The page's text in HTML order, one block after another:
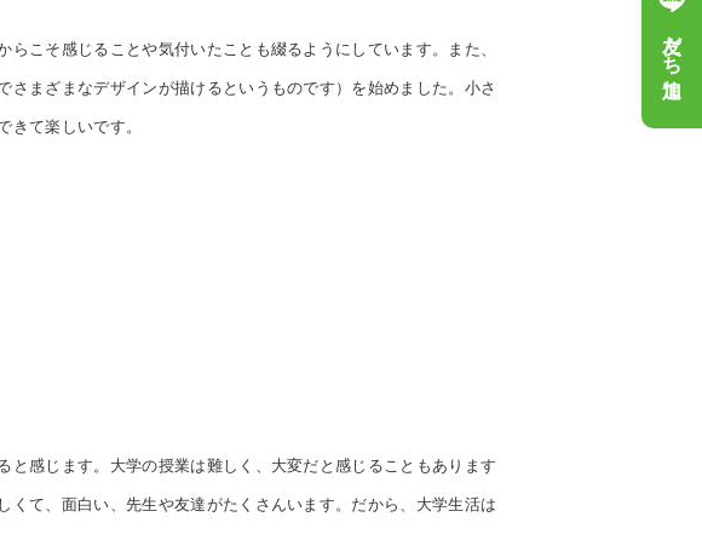
こそ感じることや気付いたことも綴るようにしています。また、
まざまなデザインが描けるというものです）を始めました。小さ
て楽しいです。
感じます。大学の授業は難しく、大変だと感じることもあります
て、面白い、先生や友達がたくさんいます。だから、大学生活は
友だち追加